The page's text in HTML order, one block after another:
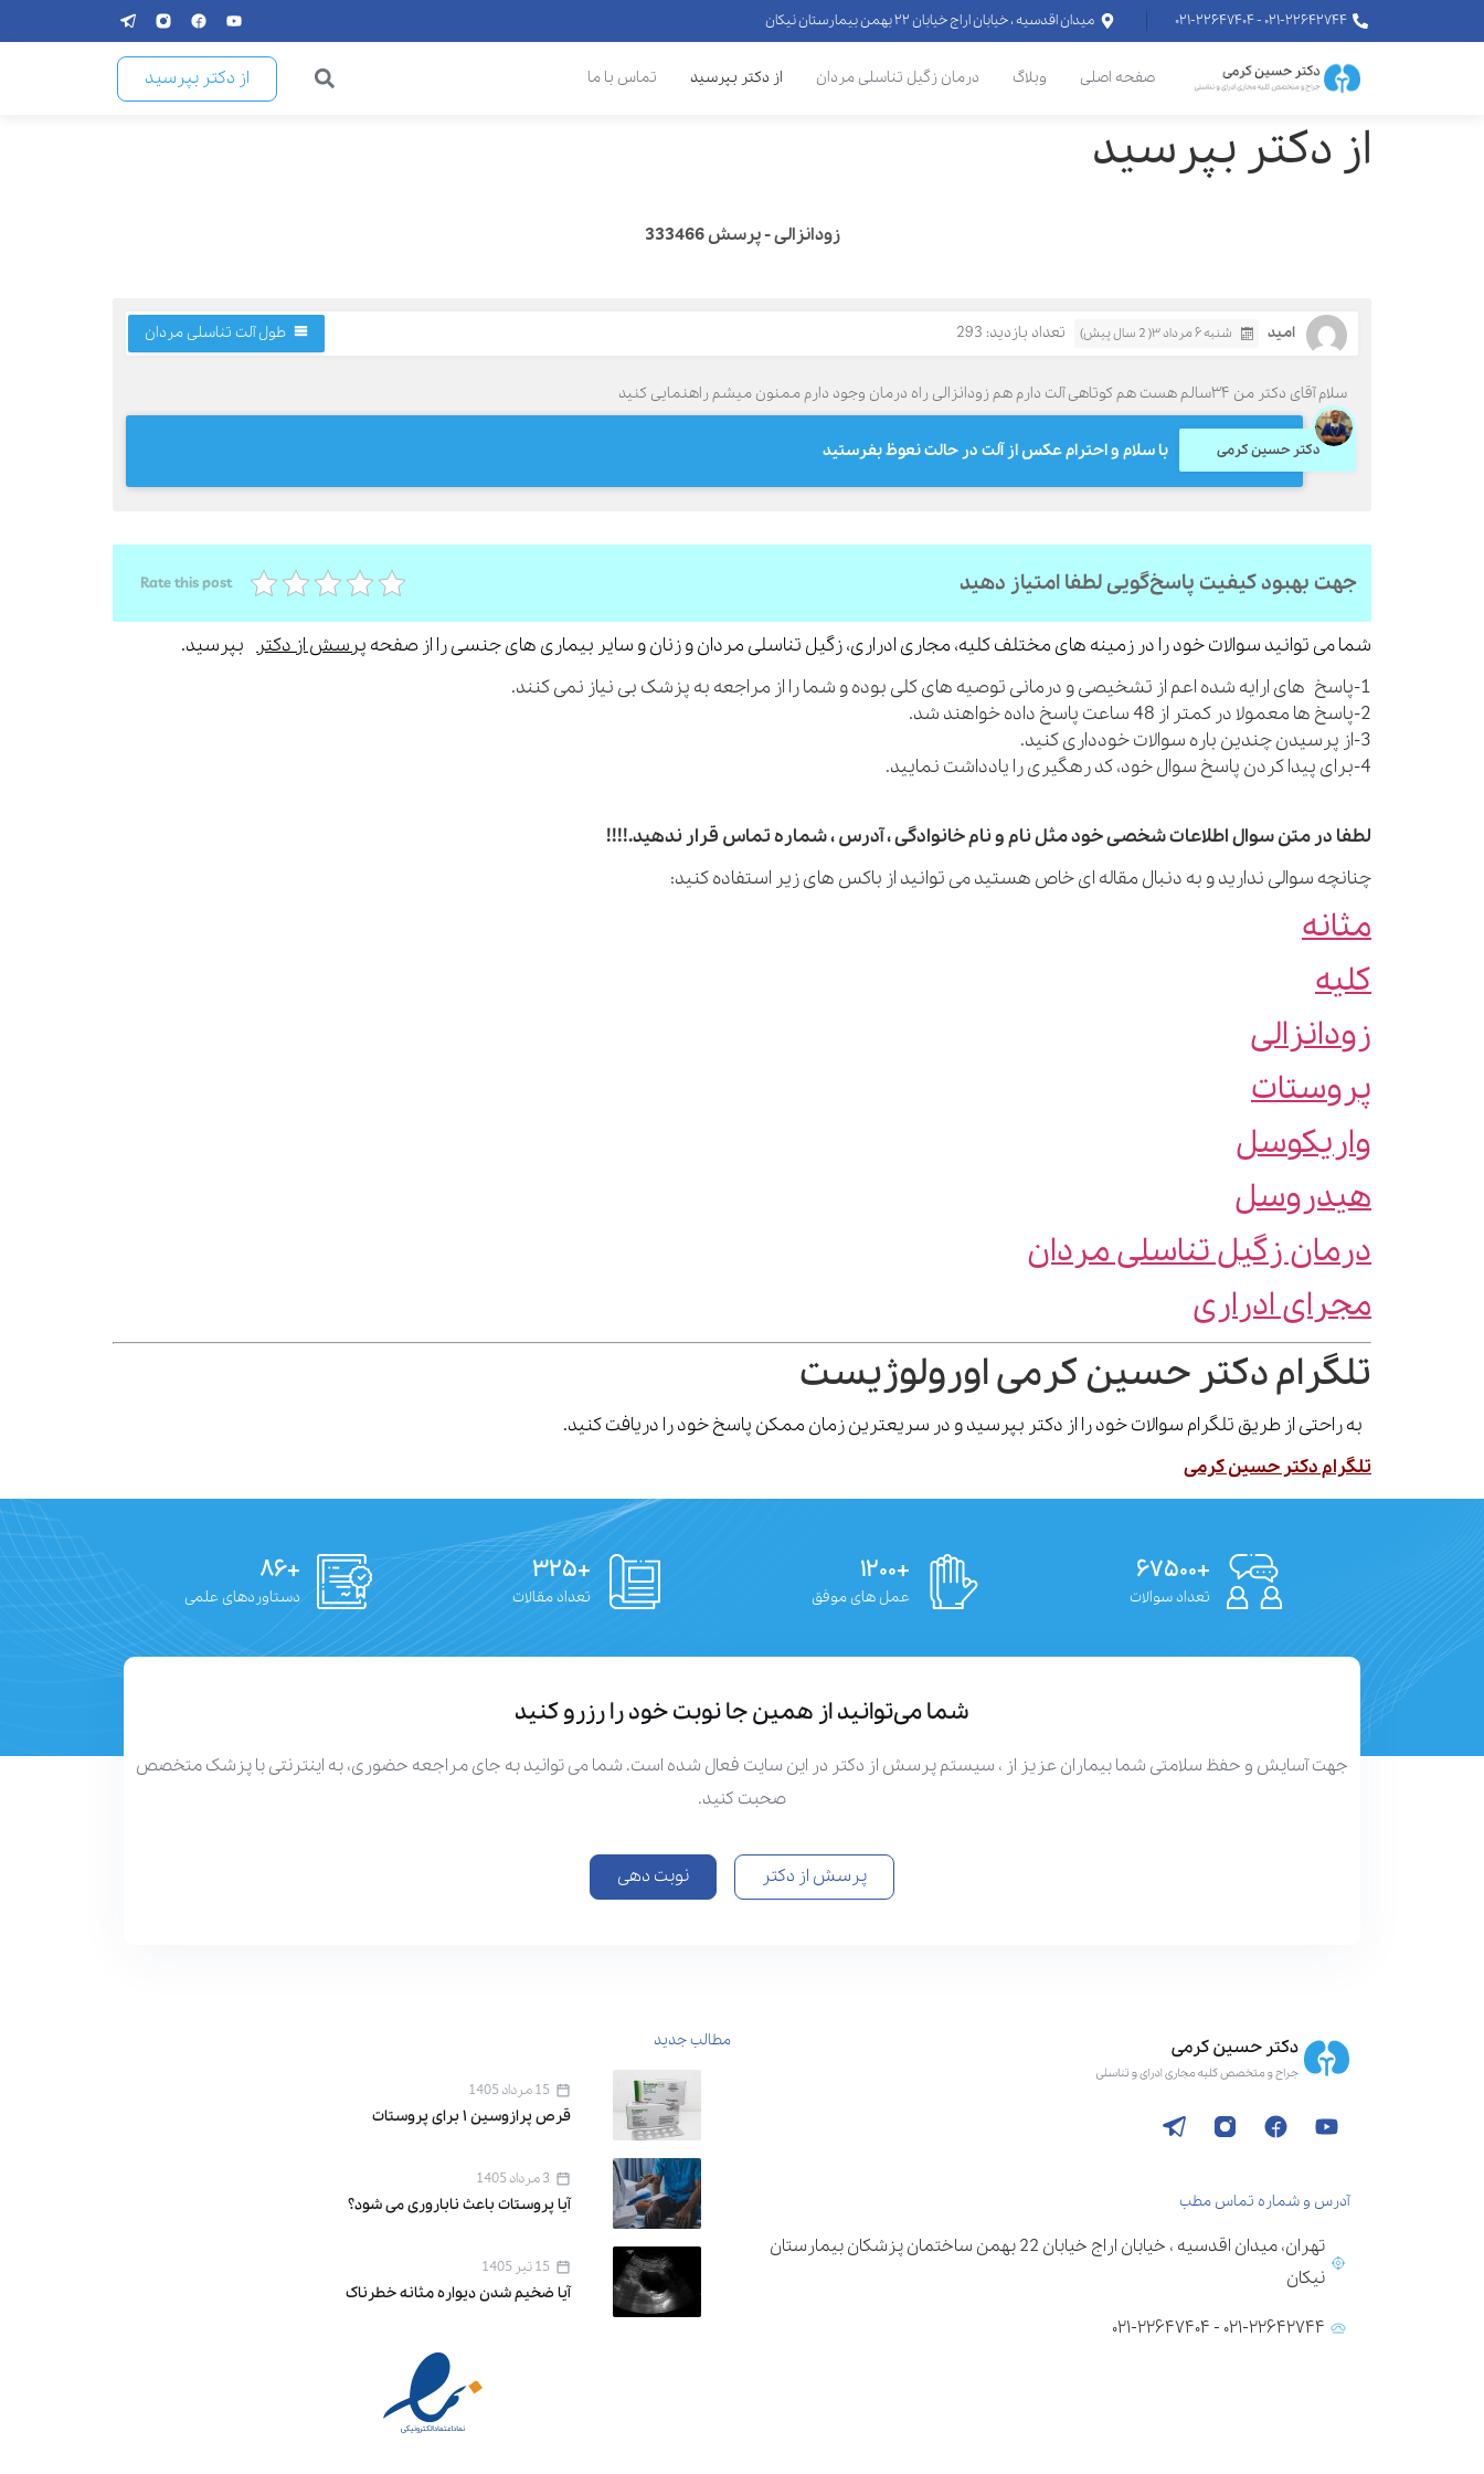
۰۲۱-۲۲۶۴۲۷۴۴ - ۰۲۱-۲۲۶۴۷۴۰۴ میدان اقدسیه ، خیابان اراج خیابان ۲۲ بهمن بیمارستان نیکان
صفحه اصلی وبلاگ درمان زگیل تناسلی مردان از دکتر بپرسید تماس با ما از دکتر بپرسید
از دکتر بپرسید
زودانزالی - پرسش 333466
امید شنبه ۶ مرداد ۳( 2 سال پیش) تعداد بازدید: 293 طول آلت تناسلی مردان
سلام آقای دکتر من ۳۴سالم هست هم کوتاهی آلت دارم هم زودانزالی راه درمان وجود دارم ممنون میشم راهنمایی کنید
دکتر حسین کرمی با سلام و احترام عکس از آلت در حالت نعوظ بفرستید
جهت بهبود کیفیت پاسخ‌گویی لطفا امتیاز دهید Rate this post
شما می توانید سوالات خود را در زمینه های مختلف کلیه، مجاری ادراری، زگیل تناسلی مردان و زنان و سایر بیماری های جنسی را از صفحه پرسش از دکتر بپرسید.
1-پاسخ های ارایه شده اعم از تشخیصی و درمانی توصیه های کلی بوده و شما را از مراجعه به پزشک بی نیاز نمی کنند.
2-پاسخ ها معمولا در کمتر از 48 ساعت پاسخ داده خواهند شد.
3-از پرسیدن چندین باره سوالات خودداری کنید.
4-برای پیدا کردن پاسخ سوال خود، کد رهگیری را یادداشت نمایید.
لطفا در متن سوال اطلاعات شخصی خود مثل نام و نام خانوادگی ، آدرس ، شماره تماس قرار ندهید.!!!!
چنانچه سوالی ندارید و به دنبال مقاله ای خاص هستید می توانید از باکس های زیر استفاده کنید:
مثانه
کلیه
زودانزالی
پروستات
واریکوسل
هیدروسل
درمان زگیل تناسلی مردان
مجرای ادراری
تلگرام دکتر حسین کرمی اورولوژیست
به راحتی از طریق تلگرام سوالات خود را از دکتر بپرسید و در سریعترین زمان ممکن پاسخ خود را دریافت کنید.
تلگرام دکتر حسین کرمی
+۶۷۵۰۰
تعداد سوالات
+۱۲۰۰
عمل های موفق
+۳۲۵
تعداد مقالات
+۸۶
دستاوردهای علمی
شما می‌توانید از همین جا نوبت خود را رزرو کنید
جهت آسایش و حفظ سلامتی شما بیماران عزیز از ، سیستم پرسش از دکتر در این سایت فعال شده است. شما می توانید به جای مراجعه حضوری، به اینترنتی با پزشک متخصص
صحبت کنید.
پرسش از دکتر نوبت دهی
آدرس و شماره تماس مطب
تهران، میدان اقدسیه ، خیابان اراج خیابان 22 بهمن ساختمان پزشکان بیمارستان
نیکان
۰۲۱-۲۲۶۴۲۷۴۴ - ۰۲۱-۲۲۶۴۷۴۰۴
مطالب جدید
15 مرداد 1405
قرص پرازوسین ۱ برای پروستات
3 مرداد 1405
آیا پروستات باعث ناباروری می‌ شود؟
15 تیر 1405
آیا ضخیم شدن دیواره مثانه خطرناک